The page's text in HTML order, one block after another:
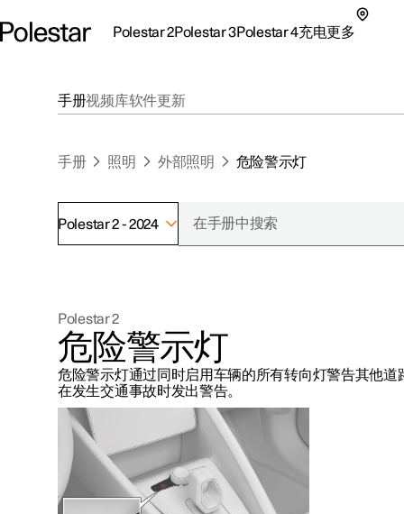
Polestar 2Polestar 3Polestar 4充电更多
联系我们
极星官方二手车
探索Polestar 3
联系我们
公共充电
家庭充电
车主服务
注册新闻
（在新窗
手册视频库软件更新
手册 照明 外部照明 危险警示灯
Polestar 2 - 2024
Polestar 2
危险警示灯
危险警示灯通过同时启用车辆的所有转向灯警告其他道
在发生交通事故时发出警告。